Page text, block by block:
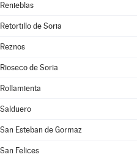
Renieblas
Retortillo de Soria
Reznos
Rioseco de Soria
Rollamienta
Salduero
San Esteban de Gormaz
San Felices